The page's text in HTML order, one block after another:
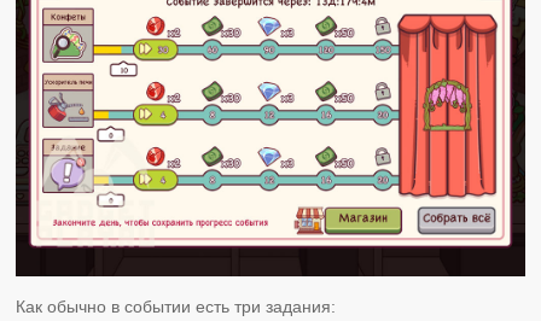
Как обычно в событии есть три задания: